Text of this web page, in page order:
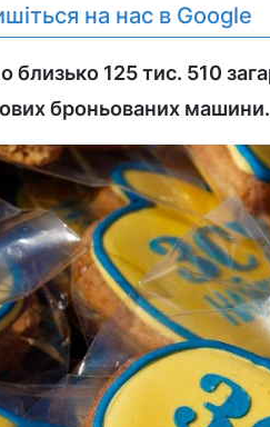
на нас в Google
125 тис. 510
броньованих машини.